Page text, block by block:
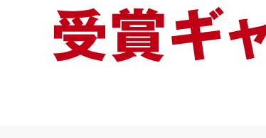
受賞ギ